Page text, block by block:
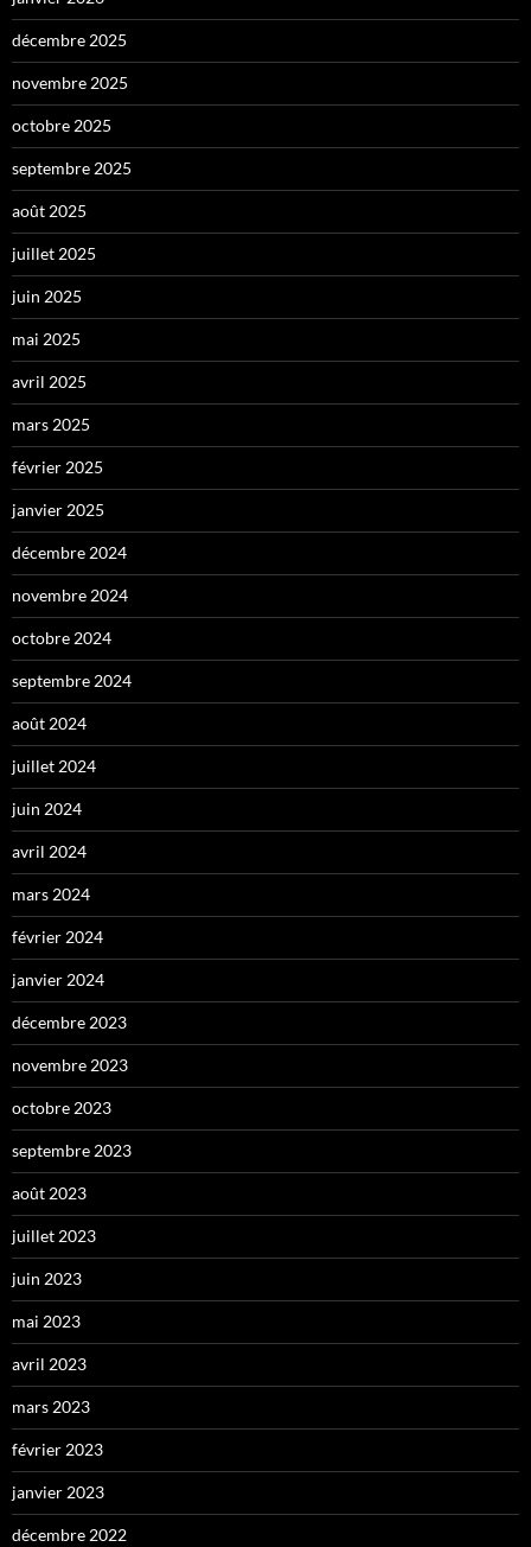
décembre 2025
novembre 2025
octobre 2025
septembre 2025
août 2025
juillet 2025
juin 2025
mai 2025
avril 2025
mars 2025
février 2025
janvier 2025
décembre 2024
novembre 2024
octobre 2024
septembre 2024
août 2024
juillet 2024
juin 2024
avril 2024
mars 2024
février 2024
janvier 2024
décembre 2023
novembre 2023
octobre 2023
septembre 2023
août 2023
juillet 2023
juin 2023
mai 2023
avril 2023
mars 2023
février 2023
janvier 2023
décembre 2022